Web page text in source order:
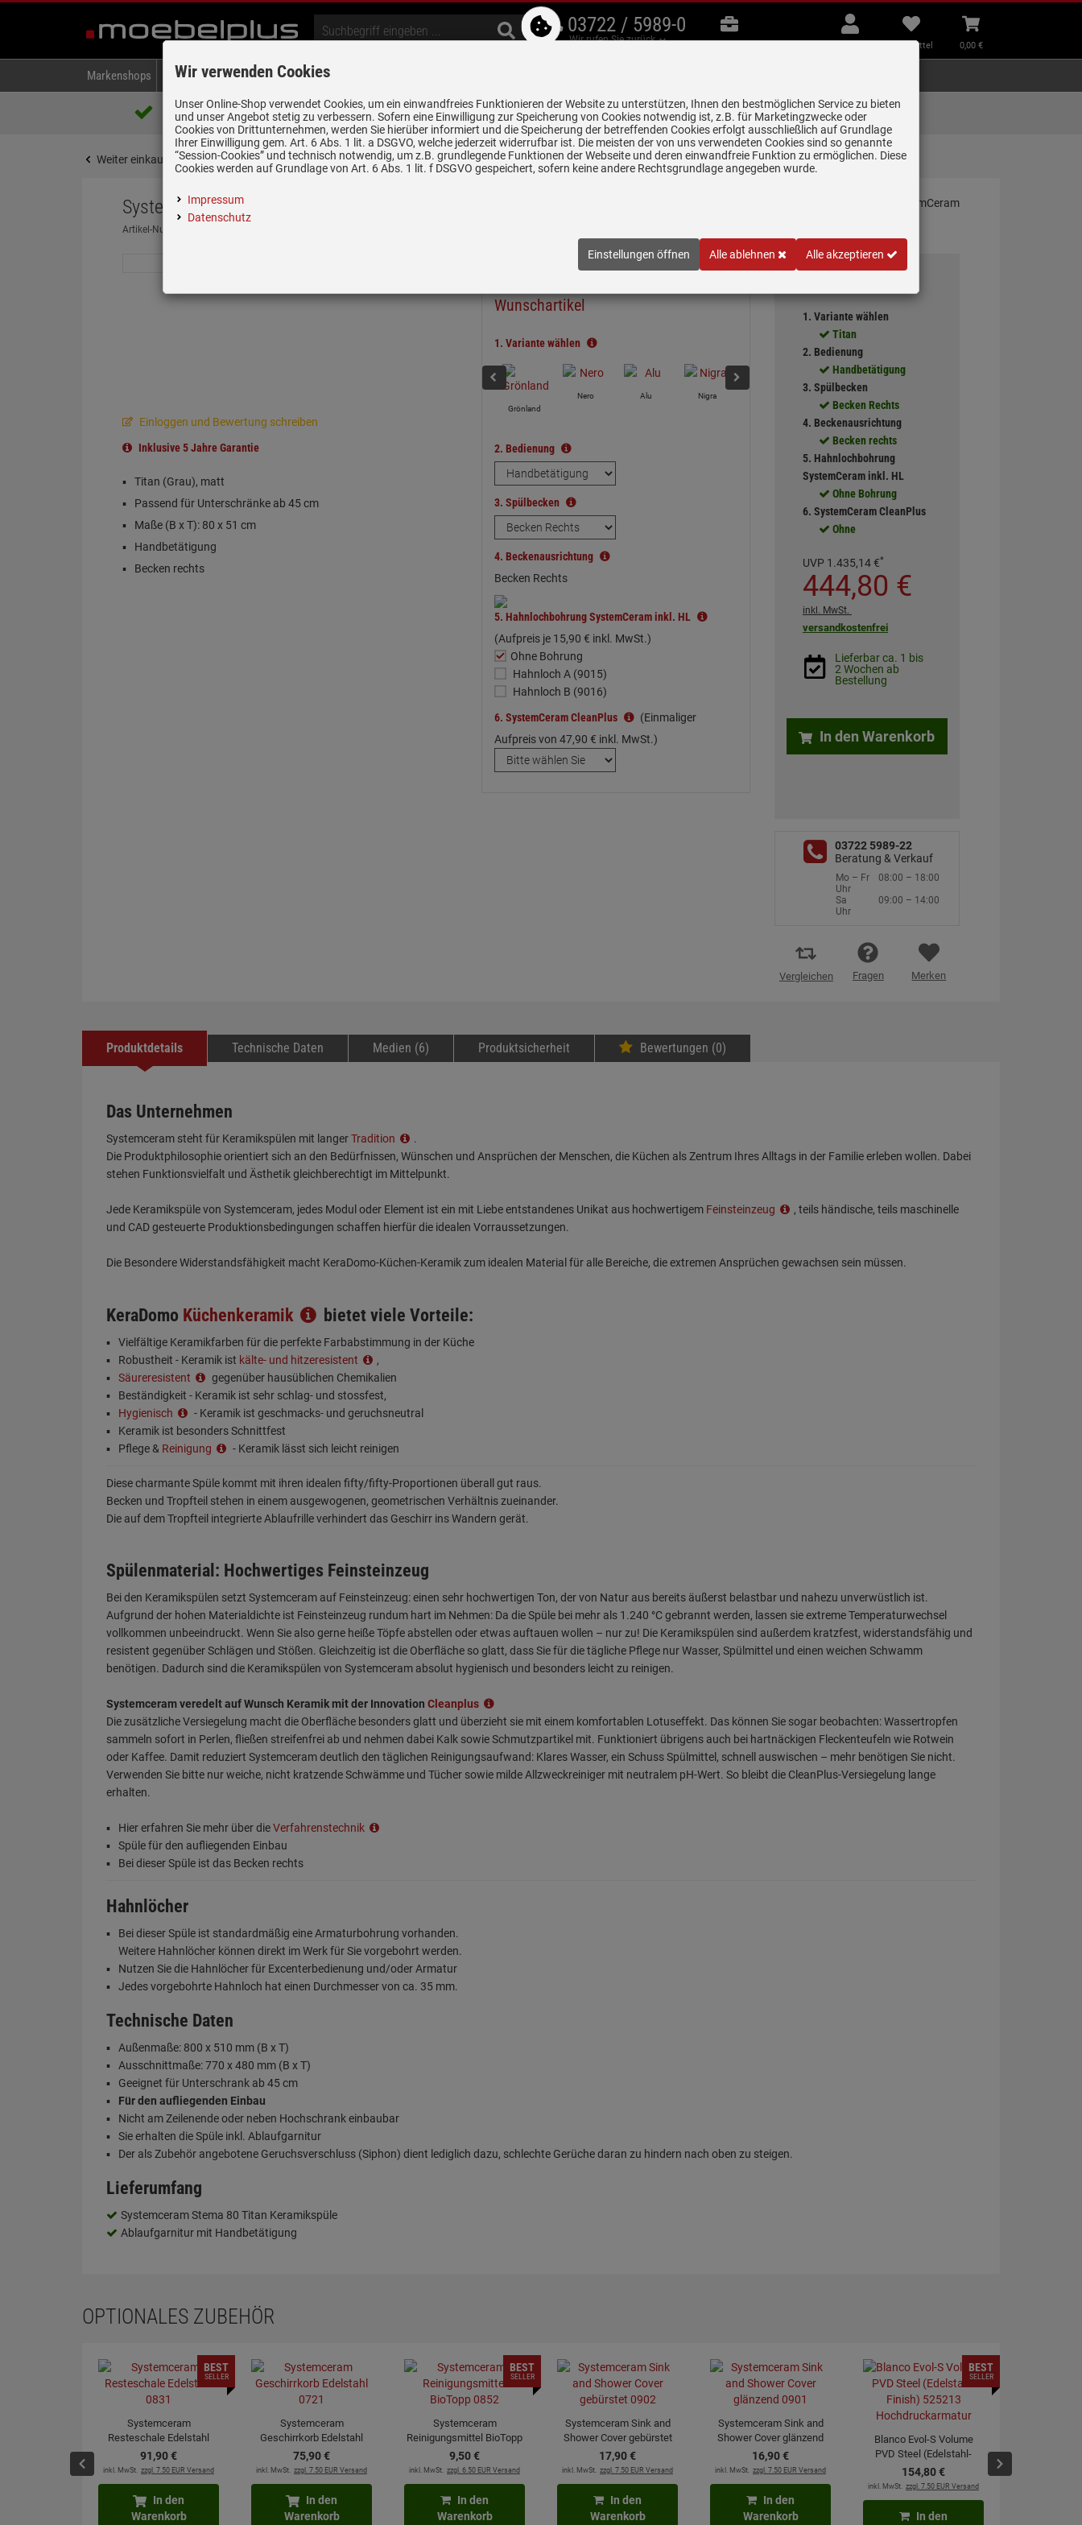
03722 / 5989-0
Wir rufen Sie zurück
B2B
Beratung
Mein
Konto
Merkzettel
aufklappen
Merkzettel
Warenkorb
aufklappen
0,00 €
Markenshops Backen & Kochen Kühlen & Gefrieren
Über 85.000 positive Bewertungen
auf eBay, Amazon und Trusted Shops
5 Jahre Garantie auf
alle gekennzeichneten Produkte
Lieferung zum
Wunschtermin
Weiter einkaufen Startseite Spülen & Armaturen Keramikspülen Systemceram Stema 80 Titan Keramikspüle Handbetät…
Systemceram Stema 80 Titan Keramikspüle Handbetätigung
Artikel-Nummer:
Einloggen und Bewertung schreiben
Inklusive 5 Jahre Garantie
Titan (Grau), matt
Passend für Unterschränke ab 45 cm
Maße (B x T): 80 x 51 cm
Handbetätigung
Becken rechts
Wunschartikel
1. Variante wählen
Grönland
Nero Alu Nigra
Polar
2. Bedienung
3. Spülbecken
4. Beckenausrichtung
Becken Rechts
5. Hahnlochbohrung SystemCeram inkl. HL
(Aufpreis je 15,90 € inkl. MwSt.)
Ohne Bohrung
Hahnloch A (9015)
Hahnloch B (9016)
6. SystemCeram CleanPlus
(Einmaliger
Aufpreis von 47,90 € inkl. MwSt.)
1. Variante wählen
Titan
2. Bedienung
Handbetätigung
3. Spülbecken
Becken Rechts
4. Beckenausrichtung
Becken rechts
5. Hahnlochbohrung
SystemCeram inkl. HL
Ohne Bohrung
6. SystemCeram CleanPlus
Ohne
UVP 1.435,14€*
444,80 €
inkl. MwSt.
versandkostenfrei
Lieferbar ca. 1 bis
2 Wochen ab
Bestellung
In den Warenkorb
03722 5989-22
Beratung & Verkauf
Mo – Fr
08:00 – 18:00
Uhr
Sa
09:00 – 14:00
Uhr
Vergleichen Fragen Merken
Produktdetails Technische Daten Medien (6) Produktsicherheit Bewertungen (0)
Das Unternehmen
Systemceram steht für Keramikspülen mit langerTradition
.
Die Produktphilosophie orientiert sich an den Bedürfnissen, Wünschen und Ansprüchen der Menschen, die Küchen als Zentrum Ihres Alltags in der Familie erleben wollen. Dabei
stehen Funktionsvielfalt und Ästhetik gleichberechtigt im Mittelpunkt.
Jede Keramikspüle von Systemceram, jedes Modul oder Element ist ein mit Liebe entstandenes Unikat aus hochwertigem Feinsteinzeug
, teils händische, teils maschinelle
und CAD gesteuerte Produktionsbedingungen schaffen hierfür die idealen Vorraussetzungen.
Die Besondere Widerstandsfähigkeit macht KeraDomo-Küchen-Keramik zum idealen Material für alle Bereiche, die extremen Ansprüchen gewachsen sein müssen.
KeraDomo Küchenkeramik bietet viele Vorteile:
Vielfältige Keramikfarben für die perfekte Farbabstimmung in der Küche
Robustheit - Keramik ist kälte- und hitzeresistent
,
Säureresistent
gegenüber hausüblichen Chemikalien
Beständigkeit - Keramik ist sehr schlag- und stossfest,
Hygienisch
- Keramik ist geschmacks- und geruchsneutral
Keramik ist besonders Schnittfest
Pflege & Reinigung - Keramik lässt sich leicht reinigen
Diese charmante Spüle kommt mit ihren idealen fifty/fifty-Proportionen überall gut raus.
Becken und Tropfteil stehen in einem ausgewogenen, geometrischen Verhältnis zueinander.
Die auf dem Tropfteil integrierte Ablaufrille verhindert das Geschirr ins Wandern gerät.
Spülenmaterial: Hochwertiges Feinsteinzeug
Bei den Keramikspülen setzt Systemceram auf Feinsteinzeug: einen sehr hochwertigen Ton, der von Natur aus bereits äußerst belastbar und nahezu unverwüstlich ist.
Aufgrund der hohen Materialdichte ist Feinsteinzeug rundum hart im Nehmen: Da die Spüle bei mehr als 1.240 °C gebrannt werden, lassen sie extreme Temperaturwechsel
vollkommen unbeeindruckt. Wenn Sie also gerne heiße Töpfe abstellen oder etwas auftauen wollen – nur zu! Die Keramikspülen sind außerdem kratzfest, widerstandsfähig und
resistent gegenüber Schlägen und Stößen. Gleichzeitig ist die Oberfläche so glatt, dass Sie für die tägliche Pflege nur Wasser, Spülmittel und einen weichen Schwamm
benötigen. Dadurch sind die Keramikspülen von Systemceram absolut hygienisch und besonders leicht zu reinigen.
Systemceram veredelt auf Wunsch Keramik mit der Innovation Cleanplus
Die zusätzliche Versiegelung macht die Oberfläche besonders glatt und überzieht sie mit einem komfortablen Lotuseffekt. Das können Sie sogar beobachten: Wassertropfen
sammeln sofort in Perlen, fließen streifenfrei ab und nehmen dabei Kalk sowie Schmutzpartikel mit. Funktioniert übrigens auch bei hartnäckigen Fleckenteufeln wie Rotwein
oder Kaffee. Damit reduziert Systemceram deutlich den täglichen Reinigungsaufwand: Klares Wasser, ein Schuss Spülmittel, schnell auswischen – mehr benötigen Sie nicht.
Verwenden Sie bitte nur weiche, nicht kratzende Schwämme und Tücher sowie milde Allzweckreiniger mit neutralem pH-Wert. So bleibt die CleanPlus-Versiegelung lange
erhalten.
Hier erfahren Sie mehr über dieVerfahrenstechnik
Spüle für den aufliegenden Einbau
Bei dieser Spüle ist das Becken rechts
Hahnlöcher
Bei dieser Spüle ist standardmäßig eine Armaturbohrung vorhanden.
Weitere Hahnlöcher können direkt im Werk für Sie vorgebohrt werden.
Nutzen Sie die Hahnlöcher für Excenterbedienung und/oder Armatur
Jedes vorgebohrte Hahnloch hat einen Durchmesser von ca. 35 mm.
Technische Daten
Außenmaße: 800 x 510 mm (B x T)
Ausschnittmaße: 770 x 480 mm (B x T)
Geeignet für Unterschrank ab 45 cm
Für den aufliegenden Einbau
Nicht am Zeilenende oder neben Hochschrank einbaubar
Sie erhalten die Spüle inkl. Ablaufgarnitur
Der als Zubehör angebotene Geruchsverschluss (Siphon) dient lediglich dazu, schlechte Gerüche daran zu hindern nach oben zu steigen.
Lieferumfang
Systemceram Stema 80 Titan Keramikspüle
Ablaufgarnitur mit Handbetätigung
OPTIONALES ZUBEHÖR
Systemceram
Resteschale Edelstahl
0831
91,90€
inkl. MwSt. zzgl. 7.50 EUR Versand
BEST
SELLER
In den
Warenkorb
Systemceram
Geschirrkorb Edelstahl
0721
75,90€
inkl. MwSt. zzgl. 7.50 EUR Versand
In den
Warenkorb
Systemceram
Reinigungsmittel BioTopp
0852
9,50€
inkl. MwSt. zzgl. 6.50 EUR Versand
BEST
SELLER
In den
Warenkorb
Systemceram Sink and
Shower Cover gebürstet
0902
17,90€
inkl. MwSt. zzgl. 7.50 EUR Versand
In den
Warenkorb
Systemceram Sink and
Shower Cover glänzend
0901
16,90€
inkl. MwSt. zzgl. 7.50 EUR Versand
In den
Warenkorb
Blanco Evol-S Volume
PVD Steel (Edelstahl-
Finish) 525213
Hochdruckarmatur
154,80€
inkl. MwSt. zzgl. 7.50 EUR Versand
BEST
SELLER
In den
Wir verwenden Cookies
Unser Online-Shop verwendet Cookies, um ein einwandfreies Funktionieren der Website zu unterstützen, Ihnen den bestmöglichen Service zu bieten
und unser Angebot stetig zu verbessern. Sofern eine Einwilligung zur Speicherung von Cookies notwendig ist, z.B. für Marketingzwecke oder
Cookies von Drittunternehmen, werden Sie hierüber informiert und die Speicherung der betreffenden Cookies erfolgt ausschließlich auf Grundlage
Ihrer Einwilligung gem. Art. 6 Abs. 1 lit. a DSGVO, welche jederzeit widerrufbar ist. Die meisten der von uns verwendeten Cookies sind so genannte
“Session-Cookies” und technisch notwendig, um z.B. grundlegende Funktionen der Webseite und deren einwandfreie Funktion zu ermöglichen. Diese
Cookies werden auf Grundlage von Art. 6 Abs. 1 lit. f DSGVO gespeichert, sofern keine andere Rechtsgrundlage angegeben wurde.
Impressum
Datenschutz
Einstellungen öffnen Alle ablehnen Alle akzeptieren